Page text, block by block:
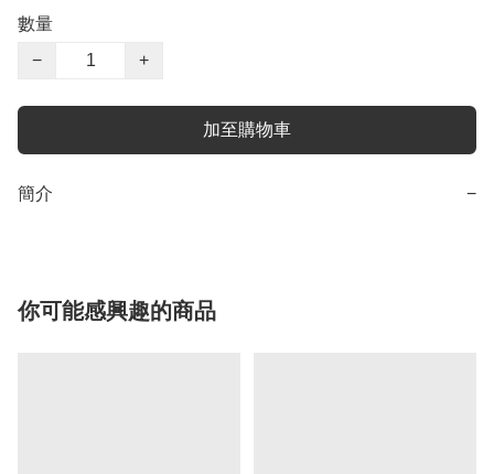
數量
−
+
加至購物車
簡介 −
你可能感興趣的商品